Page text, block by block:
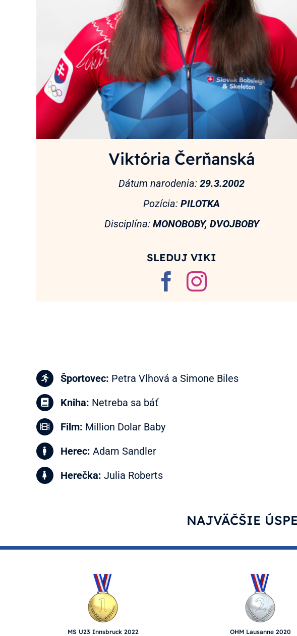
Viktória Čerňanská
Dátum narodenia: 29.3.2002
Pozícia: PILOTKA
Disciplína: MONOBOBY, DVOJBOBY
SLEDUJ VIKI
Športovec: Petra Vlhová a Simone Biles
Kniha: Netreba sa báť
Film: Million Dolar Baby
Herec: Adam Sandler
Herečka: Julia Roberts
NAJVÄČŠIE
MS U23 Innsbruck 2022 OHM Lausanne 2020